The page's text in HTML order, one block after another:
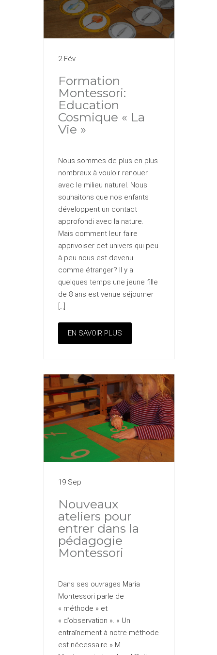
2 Fév
Formation
Montessori:
Education
Cosmique « La
Vie »
Nous sommes de plus en plus
nombreux à vouloir renouer
avec le milieu naturel. Nous
souhaitons que nos enfants
développent un contact
approfondi avec la nature.
Mais comment leur faire
apprivoiser cet univers qui peu
à peu nous est devenu
comme étranger? Il y a
quelques temps une jeune fille
de 8 ans est venue séjourner
EN SAVOIR PLUS
19 Sep
Nouveaux
ateliers pour
entrer dans la
pédagogie
Montessori
Dans ses ouvrages Maria
Montessori parle de
« méthode » et
« d’observation ». « Un
entraînement à notre méthode
est nécessaire » M.